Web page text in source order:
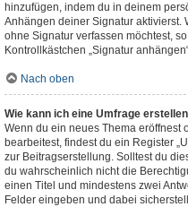
hinzufügen, indem du in deinem
Anhängen deiner Signatur aktivierst.
ohne Signatur verfassen möchtest,
Kontrollkästchen „Signatur
Nach oben
Wie kann ich eine Umfrage
Wenn du ein neues Thema eröffnest
bearbeitest, findest du ein Register
zur Beitragserstellung. Solltest du
du wahrscheinlich nicht die
einen Titel und mindestens zwei
Felder eingeben und dabei